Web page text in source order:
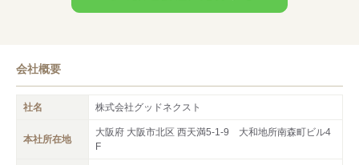
会社概要
社名 株式会社グッドネクスト
本社所在地
大阪府 大阪市北区 西天満5-1-9 大和地所南森町ビル4
F